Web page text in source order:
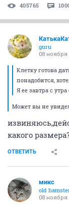
405765
guru
08 ноября
Клетку готова
понадобится,
Я ее завтра с
Может вы не
какого
ОТВЕТИТЬ
микс
old
08 ноября